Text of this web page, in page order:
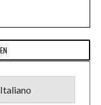
Italiano